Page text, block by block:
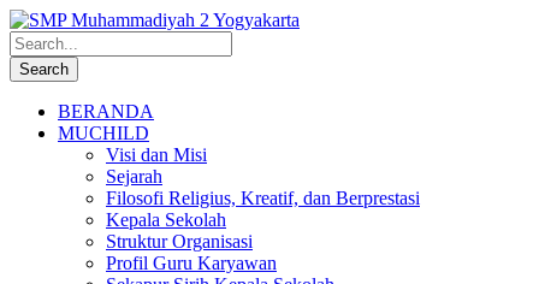
BERANDA
MUCHILD
Visi dan Misi
Sejarah
Filosofi Religius, Kreatif, dan Berprestasi
Kepala Sekolah
Struktur Organisasi
Profil Guru Karyawan